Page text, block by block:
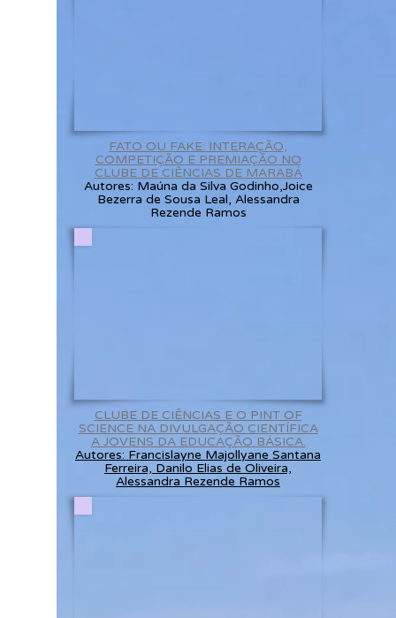
FATO OU FAKE: INTERAÇÃO,
COMPETIÇÃO E PREMIAÇÃO NO
CLUBE DE CIÊNCIAS DE MARABÁ
Autores: Maúna da Silva Godinho,Joice
Bezerra de Sousa Leal, Alessandra
Rezende Ramos
CLUBE DE CIÊNCIAS E O PINT OF
SCIENCE NA DIVULGAÇÃO CIENTÍFICA
A JOVENS DA EDUCAÇÃO BÁSICA.
Autores: Francislayne Majollyane Santana
Ferreira, Danilo Elias de Oliveira,
Alessandra Rezende Ramos